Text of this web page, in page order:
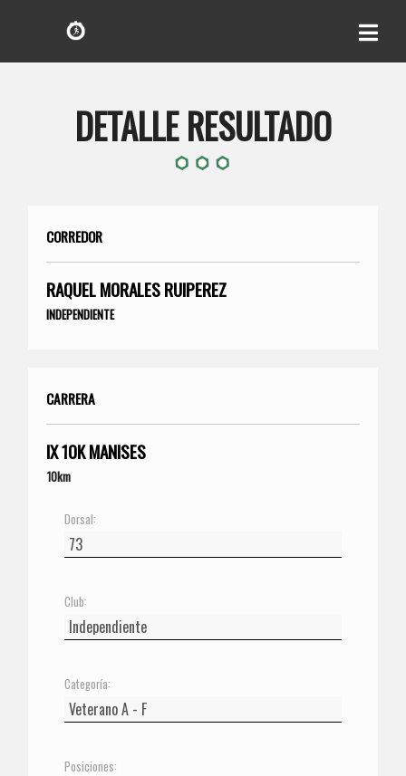
DETALLE RESULTADO
CORREDOR
RAQUEL MORALES RUIPEREZ
INDEPENDIENTE
CARRERA
IX 10K MANISES
10km
Dorsal:
Club:
Categoría:
Posiciones: